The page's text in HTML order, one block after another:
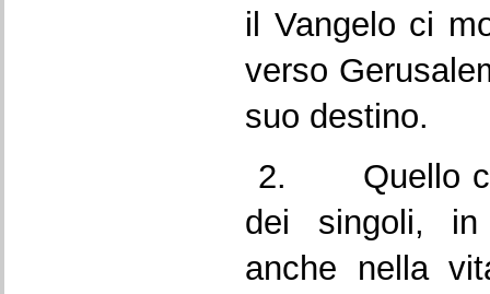
il Vangelo ci
verso
suo destino.
2. Quello
dei singoli,
anche nella